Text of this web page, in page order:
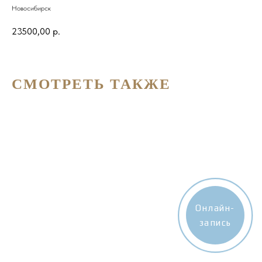
Новосибирск
23500,00 р.
СМОТРЕТЬ ТАКЖЕ
Онлайн-
запись